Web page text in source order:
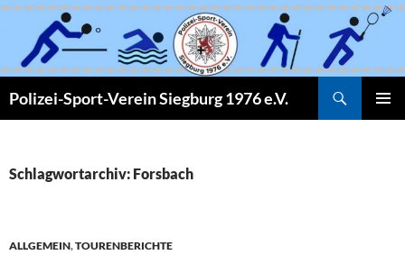
Zum
springen
Polizei-Sport-Verein Siegburg 1976 e.V.
Schlagwortarchiv: Forsbach
ALLGEMEIN,TOURENBERICHTE